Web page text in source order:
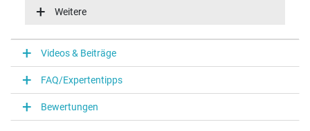
100-240V / 50-60Hz
Notebook Stecker
Steckertyp / -form
USB / –
Maße
Weitere
Videos & Beiträge
FAQ/Expertentipps
Bewertungen